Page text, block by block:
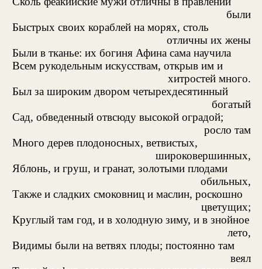
были
Быстрых своих кораблей на морях, столь
отличны их жены
Были в тканье: их богиня Афина сама научила
Всем рукодельным искусствам, открыв им и
хитростей много.
Был за широким двором четырехдесятинный
богатый
Сад, обведенный отвсюду высокой оградой;
росло там
Много дерев плодоносных, ветвистых,
широковершинных,
Яблонь, и груш, и гранат, золотыми плодами
обильных,
Также и сладких смоковниц и маслин, роскошно
цветущих;
Круглый там год, и в холодную зиму, и в знойное
лето,
Видимы были на ветвях плоды; постоянно там
веял